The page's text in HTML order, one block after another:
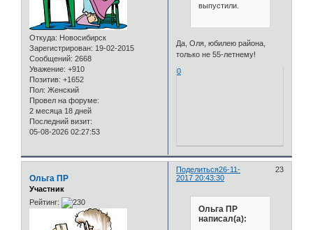
Откуда: Новосибирск
Зарегистрирован: 19-02-2015
Сообщений: 2668
Уважение: +910
Позитив: +1652
Пол: Женский
Провел на форуме:
2 месяца 18 дней
Последний визит:
05-08-2026 02:27:53
выпустили.
Да, Оля, юбилею района,
только не 55-летнему!
0
Поделиться 23
26-11-
2017 20:43:30
Ольга ПР
Участник
Рейтинг:
Ольга ПР
написал(а):